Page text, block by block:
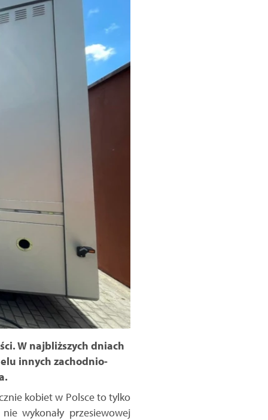
W najbliższych dniach
innych zachodnio-
kobiet w Polsce to tylko
wykonały przesiewowej